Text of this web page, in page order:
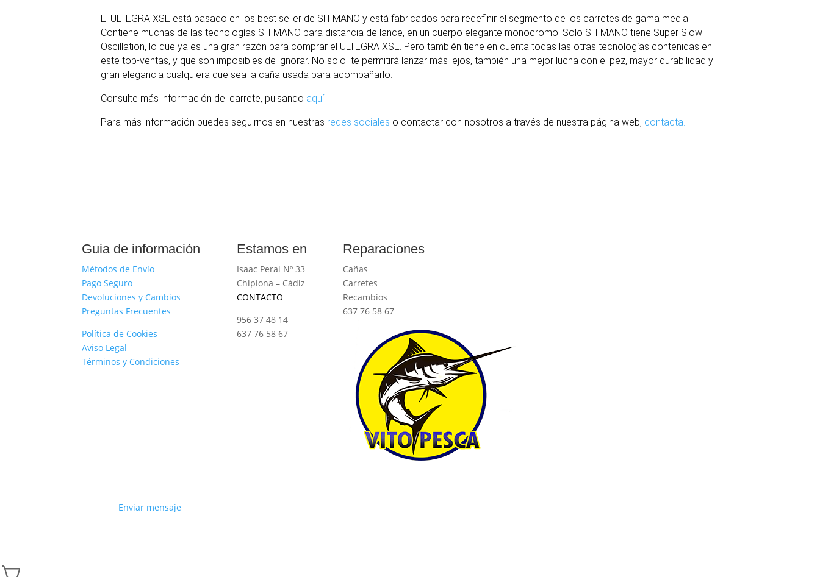
El ULTEGRA XSE está basado en los best seller de SHIMANO y está fabricados para redefinir el segmento de los carretes de gama media.
Contiene muchas de las tecnologías SHIMANO para distancia de lance, en un cuerpo elegante monocromo. Solo SHIMANO tiene Super Slow
Oscillation, lo que ya es una gran razón para comprar el ULTEGRA XSE. Pero también tiene en cuenta todas las otras tecnologías contenidas en
este top-ventas, y que son imposibles de ignorar. No solo te permitirá lanzar más lejos, también una mejor lucha con el pez, mayor durabilidad y
gran elegancia cualquiera que sea la caña usada para acompañarlo.
Consulte más información del carrete, pulsando aquí.
Para más información puedes seguirnos en nuestras redes sociales o contactar con nosotros a través de nuestra página web, contacta.
Guia de información
Métodos de Envío
Pago Seguro
Devoluciones y Cambios
Preguntas Frecuentes
Política de Cookies
Aviso Legal
Términos y Condiciones
Estamos en
Isaac Peral Nº 33
Chipiona – Cádiz
CONTACTO
956 37 48 14
637 76 58 67
Reparaciones
Cañas
Carretes
Recambios
637 76 58 67
Enviar mensaje